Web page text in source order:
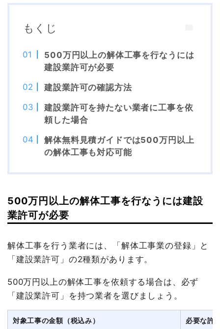
もくじ
500万円以上の解体工事を行なうには
建設業許可が必要
建設業許可の確認方法
建設業許可を持たない業者に工事を依
頼した場合
解体無料見積ガイドでは500万円以上
の解体工事も対応可能
500万円以上の解体工事を行なうには建設
業許可が必要
解体工事を行う業者には、「解体工事業の登録」と
「建設業許可」の2種類があります。
500万円以上の解体工事を依頼する場合は、必ず
「建設業許可」を持つ業者を選びましょう。
対象工事の金額（税込み） 必要な許